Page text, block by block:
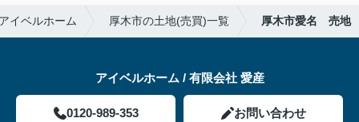
イベルホーム 厚木市の土地(売買)一覧 厚木市愛名 売地
アイベルホーム / 有限会社 愛産
0120-989-353 お問い合わせ